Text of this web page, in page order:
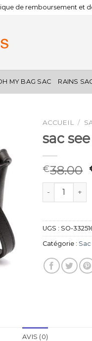
de remboursement et
MY BAG SAC RAINS
ACCUEIL /
sac
€38.00
quantité de
UGS : SO-
Catégorie :
AVIS (0)